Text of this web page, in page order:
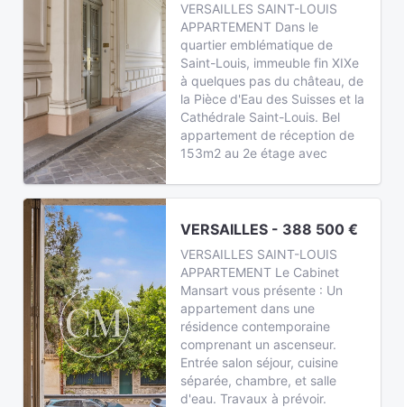
VERSAILLES SAINT-LOUIS
APPARTEMENT Dans le
quartier emblématique de
Saint-Louis, immeuble fin XIXe
à quelques pas du château, de
la Pièce d'Eau des Suisses et la
Cathédrale Saint-Louis. Bel
appartement de réception de
153m2 au 2e étage avec
VERSAILLES - 388 500 €
VERSAILLES SAINT-LOUIS
APPARTEMENT Le Cabinet
Mansart vous présente : Un
appartement dans une
résidence contemporaine
comprenant un ascenseur.
Entrée salon séjour, cuisine
séparée, chambre, et salle
d'eau. Travaux à prévoir.